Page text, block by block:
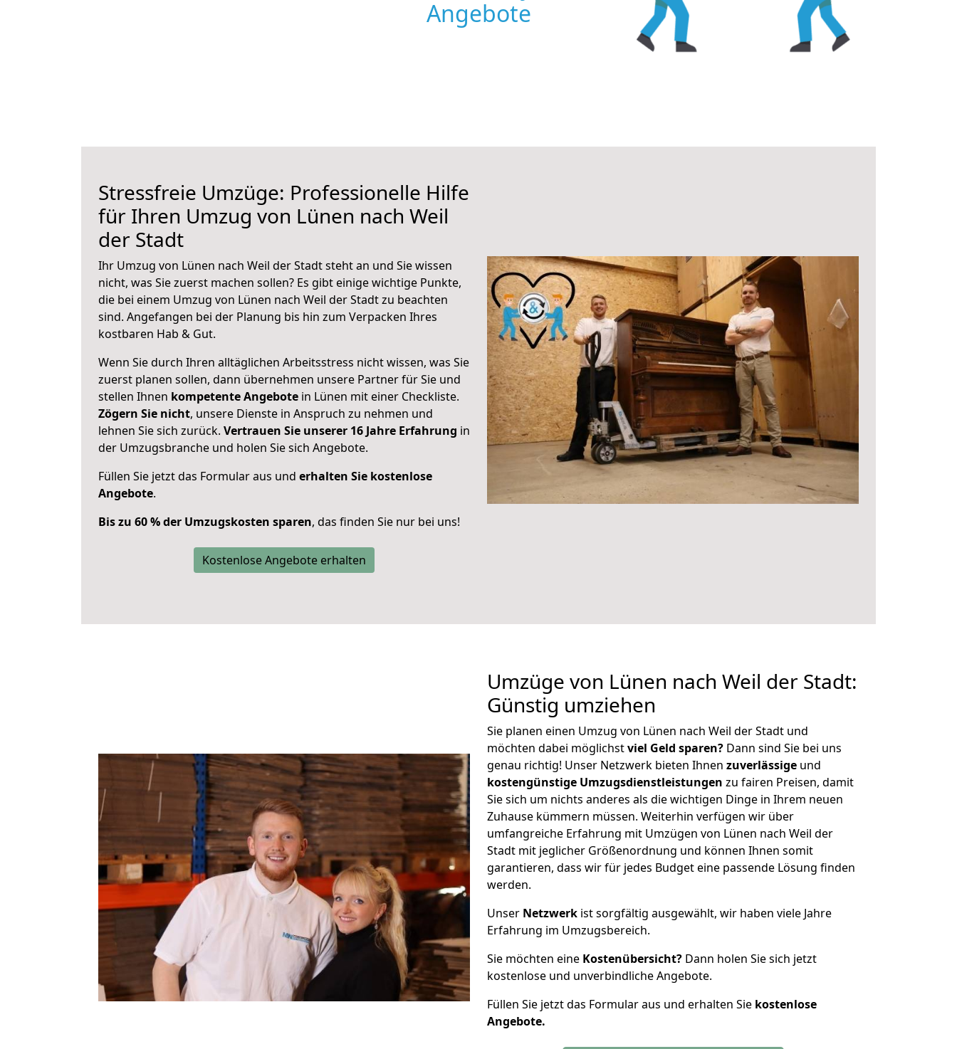
Angebote
Stressfreie Umzüge: Professionelle Hilfe
für Ihren Umzug von Lünen nach Weil
der Stadt
Ihr Umzug von Lünen nach Weil der Stadt steht an und Sie wissen
nicht, was Sie zuerst machen sollen? Es gibt einige wichtige Punkte,
die bei einem Umzug von Lünen nach Weil der Stadt zu beachten
sind. Angefangen bei der Planung bis hin zum Verpacken Ihres
kostbaren Hab & Gut.
Wenn Sie durch Ihren alltäglichen Arbeitsstress nicht wissen, was Sie
zuerst planen sollen, dann übernehmen unsere Partner für Sie und
stellen Ihnen kompetente Angebote in Lünen mit einer Checkliste.
Zögern Sie nicht, unsere Dienste in Anspruch zu nehmen und
lehnen Sie sich zurück. Vertrauen Sie unserer 16 Jahre Erfahrung in
der Umzugsbranche und holen Sie sich Angebote.
Füllen Sie jetzt das Formular aus und erhalten Sie kostenlose
Angebote.
Bis zu 60 % der Umzugskosten sparen, das finden Sie nur bei uns!
Kostenlose Angebote erhalten
Umzüge von Lünen nach Weil der Stadt:
Günstig umziehen
Sie planen einen Umzug von Lünen nach Weil der Stadt und
möchten dabei möglichstviel Geld sparen? Dann sind Sie bei uns
genau richtig! Unser Netzwerk bieten Ihnen zuverlässige und
kostengünstige Umzugsdienstleistungen zu fairen Preisen, damit
Sie sich um nichts anderes als die wichtigen Dinge in Ihrem neuen
Zuhause kümmern müssen. Weiterhin verfügen wir über
umfangreiche Erfahrung mit Umzügen von Lünen nach Weil der
Stadt mit jeglicher Größenordnung und können Ihnen somit
garantieren, dass wir für jedes Budget eine passende Lösung finden
werden.
Unser Netzwerk ist sorgfältig ausgewählt, wir haben viele Jahre
Erfahrung im Umzugsbereich.
Sie möchten eine Kostenübersicht? Dann holen Sie sich jetzt
kostenlose und unverbindliche Angebote.
Füllen Sie jetzt das Formular aus und erhalten Sie kostenlose
Angebote.